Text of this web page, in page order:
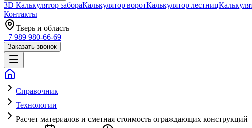
3D Калькулятор забораКалькулятор воротКалькулятор лестниц
Контакты
Тверь и область
+7 989 980-66-69
Заказать звонок
Справочник
Технологии
Расчет материалов и сметная стоимость ограждающих конструкций